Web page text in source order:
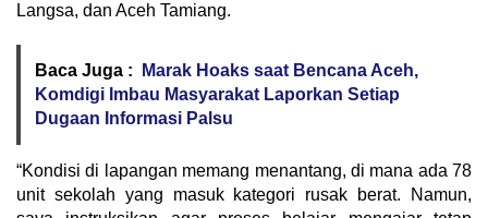
Langsa, dan Aceh Tamiang.
Baca Juga :
Marak Hoaks saat Bencana Aceh,
Komdigi Imbau Masyarakat Laporkan Setiap
Dugaan Informasi Palsu
“Kondisi di lapangan memang menantang, di mana ada 78
unit sekolah yang masuk kategori rusak berat. Namun,